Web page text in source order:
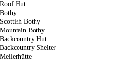
Roof Hut
Bothy
Scottish Bothy
Mountain Bothy
Backcountry Hut
Backcountry Shelter
Meilerhütte